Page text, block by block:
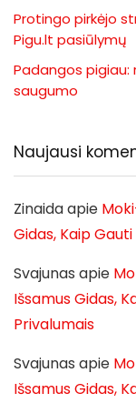
Protingo pirkėjo
Pigu.lt pasiūlymų
Padangos pigiau:
saugumo
Naujausi
Zinaidaapie
Gidas, Kaip
Svajunas apie
Išsamus Gidas,
Privalumais
Svajunas apie
Išsamus Gidas,